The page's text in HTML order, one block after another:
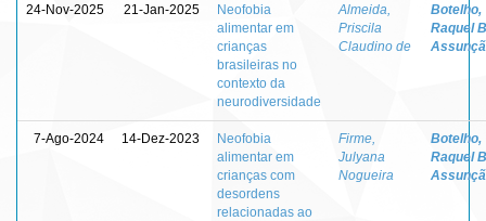
24-Nov-2025 21-Jan-2025
Neofobia
alimentar em
crianças
brasileiras no
contexto da
neurodiversidade
Almeida,
Priscila
Claudino de
Botelho,
Raquel
7-Ago-2024 14-Dez-2023
Neofobia
alimentar em
crianças com
desordens
relacionadas ao
Firme,
Julyana
Nogueira
Botelho,
Raquel